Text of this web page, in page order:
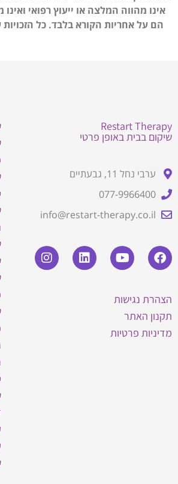
אינו מהווה המלצה או ייעוץ רפואי
Restart Therapy
שיקום בבית באופן פרטי
ערבי נחל 11, גבעתיים
077-9966400
info@restart-therapy.co.il
הצהרת נגישות
תקנון האתר
מדיניות פרטיות